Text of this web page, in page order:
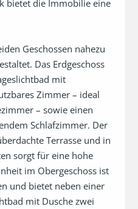
bietet die Immobilie eine
Geschossen nahezu
Das Erdgeschoss
mit
Zimmer – ideal
– sowie einen
Schlafzimmer. Der
Terrasse und in
sorgt für eine hohe
im Obergeschoss ist
und bietet neben einer
mit Dusche zwei